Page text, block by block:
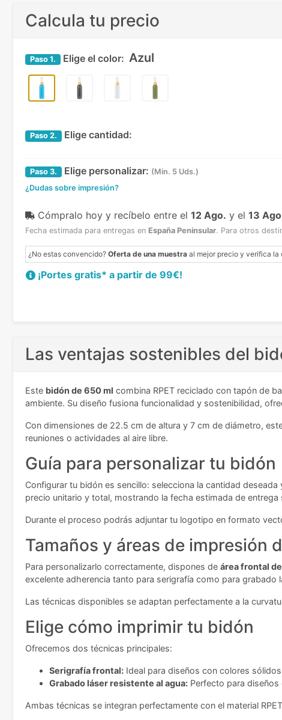
Calcula tu precio
Paso 1. Elige el color: Azul
Paso 2. Elige cantidad:
Paso 3. Elige personalizar: (Min. 5 Uds.)
¿Dudas sobre impresión?
Cómpralo hoy y recíbelo entre el 12 Ago. y el 13
Fecha estimada para entregas en España Peninsular. Para otros
¿No estas convencido? Oferta de una muestra al mejor precio y verifica la
¡Portes gratis* a partir de 99€!
Las ventajas sostenibles del
Este bidón de 650 ml combina RPET reciclado con tapón de
ambiente. Su diseño fusiona funcionalidad y sostenibilidad,
Con dimensiones de 22.5 cm de altura y 7 cm de diámetro,
reuniones o actividades al aire libre.
Guía para personalizar tu bidón
Configurar tu bidón es sencillo: selecciona la cantidad
precio unitario y total, mostrando la fecha estimada de
Durante el proceso podrás adjuntar tu logotipo en formato
Tamaños y áreas de impresión
Para personalizarlo correctamente, dispones de área frontal
excelente adherencia tanto para serigrafía como para grabado
Las técnicas disponibles se adaptan perfectamente a la
Elige cómo imprimir tu bidón
Ofrecemos dos técnicas principales:
Serigrafía frontal: Ideal para diseños con colores
Grabado láser resistente al agua: Perfecto para
Ambas técnicas se integran perfectamente con el material